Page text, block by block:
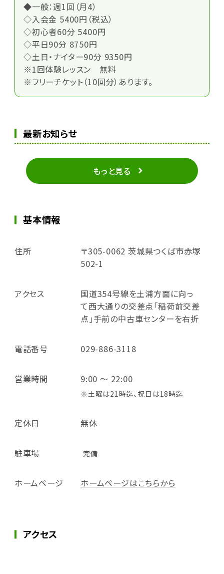
◆一般：週1回（月4）
◇入会金 5400円（税込）
◇初心者60分 5400円
◇平日90分 8750円
◇土日・ナイター90分 9350円
※1回体験レッスン 無料
※フリーチケット（10回分）あります。
最新お知らせ
もっと見る
基本情報
住所
〒305-0062 茨城県つくば市赤塚
502-1
アクセス
国道354号線を土浦方面に向っ
て西大通りの交差点「稲荷前交差
点」手前の中古車センターを右折
電話番号 029-886-3118
営業時間 9:00 ～ 22:00
※土曜は21時迄、祝日は18時迄
定休日 無休
駐車場 完備
ホームページ ホームページはこちらから
アクセス